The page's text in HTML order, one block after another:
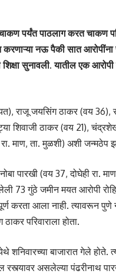
चाकण पर्यंत पाठलाग करत
नऊ पैकी सात आरोपींना
शिक्षा सुनावली. यातील एक
राजू जयसिंग ठाकर (वय
शिवाजी ठाकर (वय 21),
माण, ता. मुळशी) अशी जन्मठेप
पारखी (वय 37, दोघेही रा.
73 गुंठे जमीन मयत आरोपी
करता आला नाही. त्यावरून पुणे
परिवाराला होता.
बाजारात गेले होते.
रस्त्यावर असलेल्या पंढरीनाथ